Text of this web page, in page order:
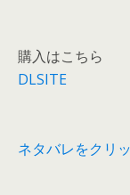
購入はこちら
DLSITE
ネタバレをクリ